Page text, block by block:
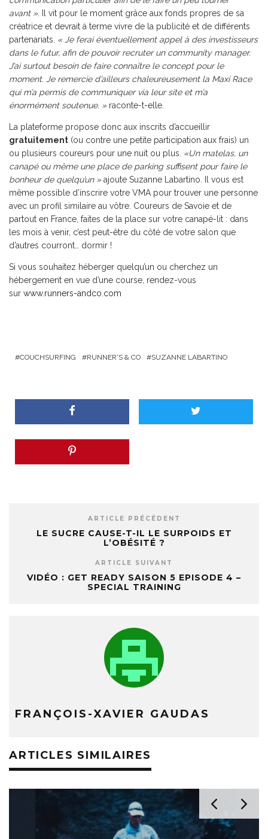
avant ». Il vit pour le moment grâce aux fonds propres de sa
créatrice et devrait à terme vivre de la publicité et de différents
partenariats. « Je ferai éventuellement appel à des investisseurs
dans le futur, afin de pouvoir recruter un community manager.
J’ai surtout besoin de faire connaître le concept pour le
moment. Je remercie d’ailleurs chaleureusement la Maxi Race
qui m’a permis de communiquer via leur site et m’a
énormément soutenue. »raconte-t-elle.
La plateforme propose donc aux inscrits d’accueillir
gratuitement (ou contre une petite participation aux frais) un
ou plusieurs coureurs pour une nuit ou plus. «Un matelas, un
canapé ou même une place de parking suffisent pour faire le
bonheur de quelqu’un »ajoute Suzanne Labartino. Il vous est
même possible d’inscrire votre VMA pour trouver une personne
avec un profil similaire au vôtre. Coureurs de Savoie et de
partout en France, faites de la place sur votre canapé-lit : dans
les mois à venir, c’est peut-être du côté de votre salon que
d’autres courront… dormir !
Si vous souhaitez héberger quelqu’un ou cherchez un
hébergement en vue d’une course, rendez-vous
sur www.runners-andco.com
COUCHSURFING RUNNER'S & CO SUZANNE LABARTINO
ARTICLE PRÉCÉDENT
LE SUCRE CAUSE-T-IL LE SURPOIDS ET
L’OBÉSITÉ ?
ARTICLE SUIVANT
VIDÉO : GET READY SAISON 5 EPISODE 4 –
SPECIAL TRAINING
FRANÇOIS-XAVIER GAUDAS
ARTICLES SIMILAIRES